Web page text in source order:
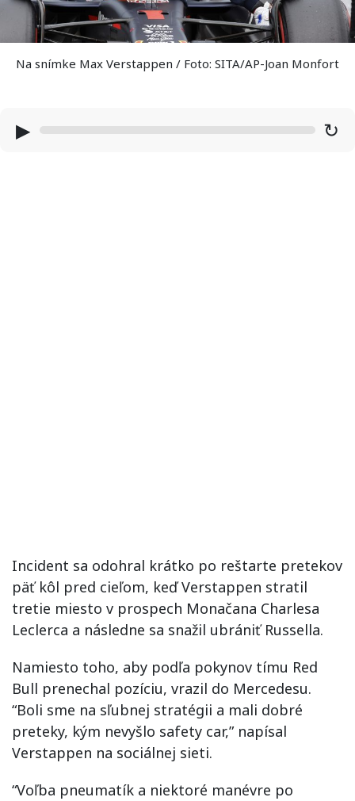
Na snímke Max Verstappen / Foto: SITA/AP-Joan Monfort
▶ ↻
Incident sa odohral krátko po reštarte pretekov
päť kôl pred cieľom, keď Verstappen stratil
tretie miesto v prospech Monačana Charlesa
Leclerca a následne sa snažil ubrániť Russella.
Namiesto toho, aby podľa pokynov tímu Red
Bull prenechal pozíciu, vrazil do Mercedesu.
“Boli sme na sľubnej stratégii a mali dobré
preteky, kým nevyšlo safety car,” napísal
Verstappen na sociálnej sieti.
“Voľba pneumatík a niektoré manévre po